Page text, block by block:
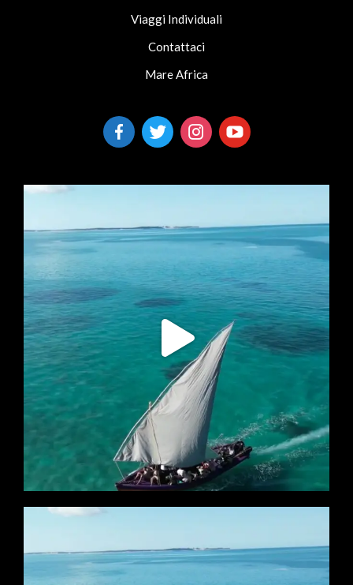
Viaggi Individuali
Contattaci
Mare Africa
facebook-
alt
twitter instagramyoutube